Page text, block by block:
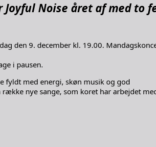
Noise året af med to
den 9. december kl. 19.00.
i pausen.
fyldt med energi, skøn musik og god
nye sange, som koret har arbejdet